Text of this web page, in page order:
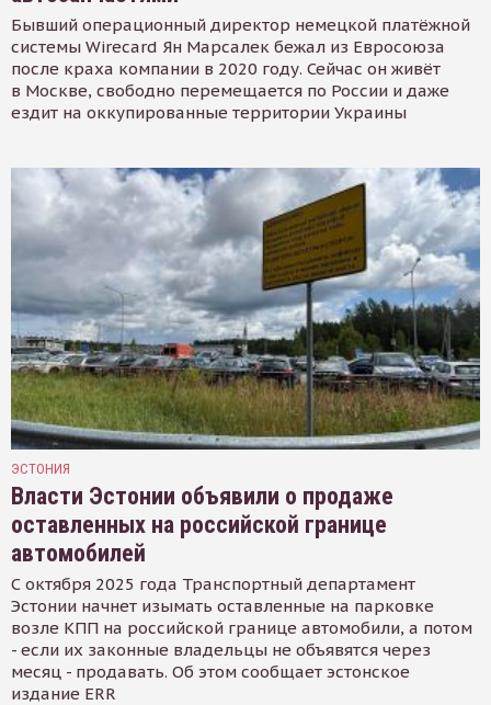
Бывший операционный директор немецкой платёжной
системы Wirecard Ян Марсалек бежал из Евросоюза
после краха компании в 2020 году. Сейчас он живёт
в Москве, свободно перемещается по России и даже
ездит на оккупированные территории Украины
ЭСТОНИЯ
Власти Эстонии объявили о продаже
оставленных на российской границе
автомобилей
С октября 2025 года Транспортный департамент
Эстонии начнет изымать оставленные на парковке
возле КПП на российской границе автомобили, а потом
- если их законные владельцы не объявятся через
месяц - продавать. Об этом сообщает эстонское
издание ERR